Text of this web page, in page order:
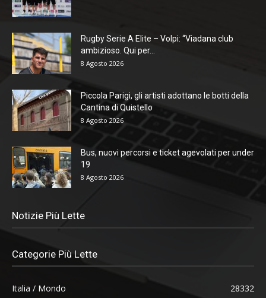
Rugby Serie A Elite – Volpi: “Viadana club
ambizioso. Qui per...
8 Agosto 2026
Piccola Parigi, gli artisti adottano le botti della
Cantina di Quistello
8 Agosto 2026
Bus, nuovi percorsi e ticket agevolati per under
19
8 Agosto 2026
Notizie Più Lette
Categorie Più Lette
Italia / Mondo
28332